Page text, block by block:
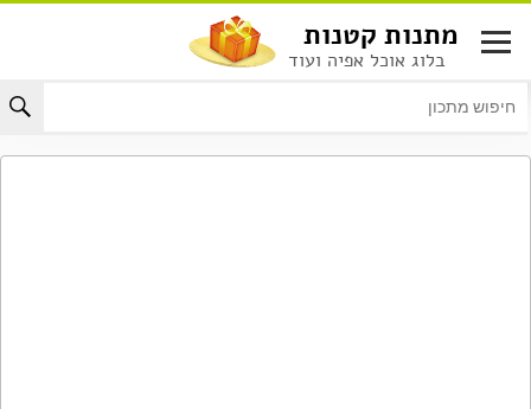
לתוכן
מתנות קטנות
בלוג אוכל אפיה ועוד